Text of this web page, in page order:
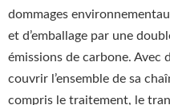
dommages
et d’emballage par une
émissions de carbone. Avec
couvrir l’ensemble de sa
compris le traitement, le